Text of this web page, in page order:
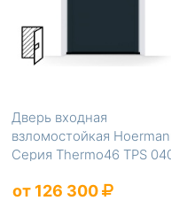
Дверь входная
взломостойкая
Серия Thermo46 TPS
от 126 300